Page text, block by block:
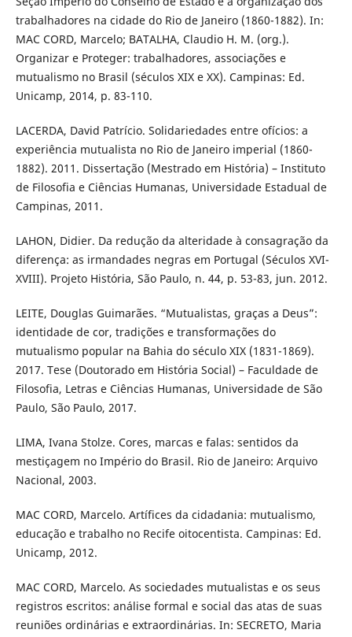
trabalhadores na cidade do Rio de Janeiro (1860-1882). In:
MAC CORD, Marcelo; BATALHA, Claudio H. M. (org.).
Organizar e Proteger: trabalhadores, associações e
mutualismo no Brasil (séculos XIX e XX). Campinas: Ed.
Unicamp, 2014, p. 83-110.
LACERDA, David Patrício. Solidariedades entre ofícios: a
experiência mutualista no Rio de Janeiro imperial (1860-
1882). 2011. Dissertação (Mestrado em História) – Instituto
de Filosofia e Ciências Humanas, Universidade Estadual de
Campinas, 2011.
LAHON, Didier. Da redução da alteridade à consagração da
diferença: as irmandades negras em Portugal (Séculos XVI-
XVIII). Projeto História, São Paulo, n. 44, p. 53-83, jun. 2012.
LEITE, Douglas Guimarães. “Mutualistas, graças a Deus”:
identidade de cor, tradições e transformações do
mutualismo popular na Bahia do século XIX (1831-1869).
2017. Tese (Doutorado em História Social) – Faculdade de
Filosofia, Letras e Ciências Humanas, Universidade de São
Paulo, São Paulo, 2017.
LIMA, Ivana Stolze. Cores, marcas e falas: sentidos da
mestiçagem no Império do Brasil. Rio de Janeiro: Arquivo
Nacional, 2003.
MAC CORD, Marcelo. Artífices da cidadania: mutualismo,
educação e trabalho no Recife oitocentista. Campinas: Ed.
Unicamp, 2012.
MAC CORD, Marcelo. As sociedades mutualistas e os seus
registros escritos: análise formal e social das atas de suas
reuniões ordinárias e extraordinárias. In: SECRETO, Maria